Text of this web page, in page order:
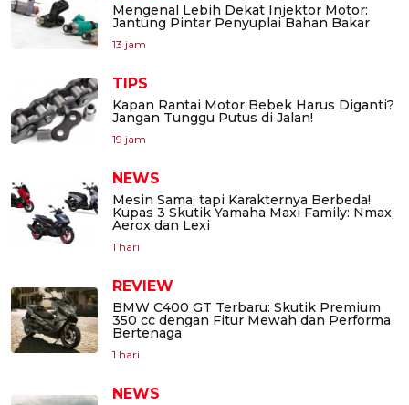
Mengenal Lebih Dekat Injektor Motor:
Jantung Pintar Penyuplai Bahan Bakar
13 jam
TIPS
Kapan Rantai Motor Bebek Harus Diganti?
Jangan Tunggu Putus di Jalan!
19 jam
NEWS
Mesin Sama, tapi Karakternya Berbeda!
Kupas 3 Skutik Yamaha Maxi Family: Nmax,
Aerox dan Lexi
1 hari
REVIEW
BMW C400 GT Terbaru: Skutik Premium
350 cc dengan Fitur Mewah dan Performa
Bertenaga
1 hari
NEWS